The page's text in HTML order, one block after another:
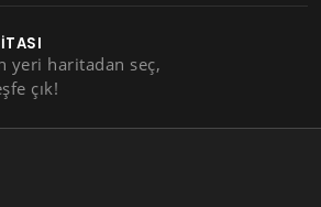
yeri haritadan seç,
çık!